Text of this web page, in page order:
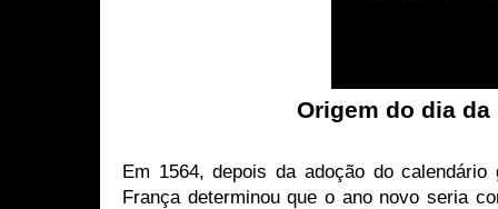
Origem do dia da
Em 1564, depois da adoção do
França determinou que o ano novo seria